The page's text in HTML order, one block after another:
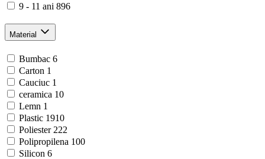
9 - 11 ani 896
Material
Bumbac 6
Carton 1
Cauciuc 1
ceramica 10
Lemn 1
Plastic 1910
Poliester 222
Polipropilena 100
Silicon 6